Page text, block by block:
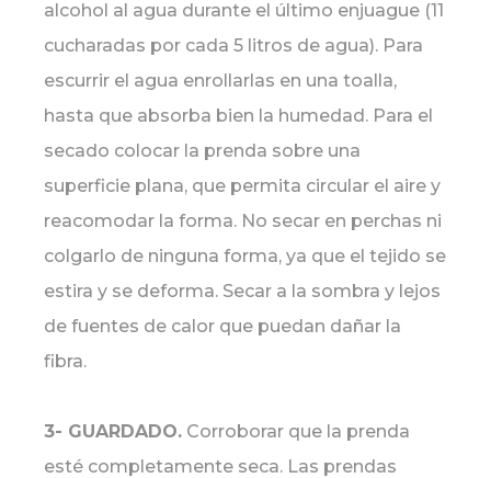
alcohol al agua durante el último enjuague (11
cucharadas por cada 5 litros de agua). Para
escurrir el agua enrollarlas en una toalla,
hasta que absorba bien la humedad. Para el
secado colocar la prenda sobre una
superficie plana, que permita circular el aire y
reacomodar la forma. No secar en perchas ni
colgarlo de ninguna forma, ya que el tejido se
estira y se deforma. Secar a la sombra y lejos
de fuentes de calor que puedan dañar la
fibra.
3- GUARDADO. Corroborar que la prenda
esté completamente seca. Las prendas